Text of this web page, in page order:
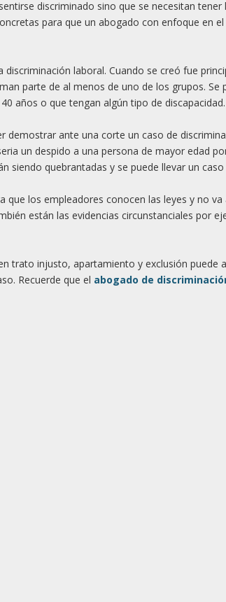
discriminado sino que se necesitan tener
para que un abogado con enfoque en
laboral. Cuando se creó fue
parte de al menos de uno de los grupos. Se
años o que tengan algún tipo de discapacidad.
demostrar ante una corte un caso de
un despido a una persona de mayor edad
quebrantadas y se puede llevar un
que los empleadores conocen las leyes y no
están las evidencias circunstanciales por
trato injusto, apartamiento y exclusión puede
Recuerde que el abogado de